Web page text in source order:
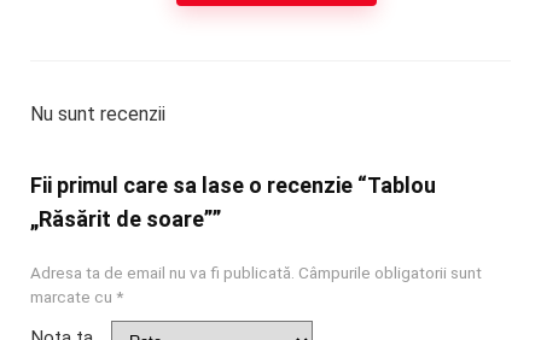
Nu sunt recenzii
Fii primul care sa lase o recenzie “Tablou
„Răsărit de soare””
Adresa ta de email nu va fi publicată. Câmpurile obligatorii sunt
marcate cu *